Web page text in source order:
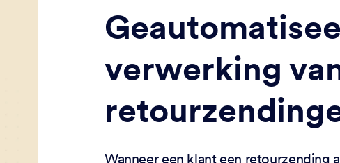
verwerking
Wanneer een klant een retourzending